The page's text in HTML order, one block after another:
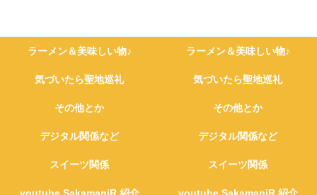
ラーメン＆美味しい物♪ ラーメン＆美味しい物♪
気づいたら聖地巡礼 気づいたら聖地巡礼
その他とか その他とか
デジタル関係など デジタル関係など
スイーツ関係 スイーツ関係